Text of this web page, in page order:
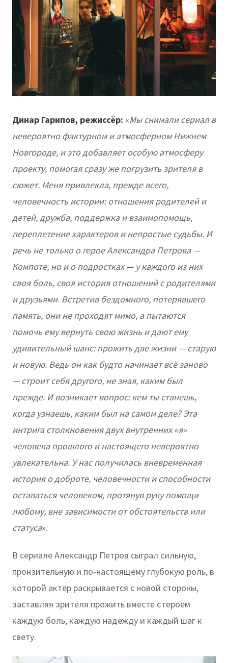
Динар Гарипов, режиссёр: «Мы снимали сериал в
невероятно фактурном и атмосферном Нижнем
Новгороде, и это добавляет особую атмосферу
проекту, помогая сразу же погрузить зрителя в
сюжет. Меня привлекла, прежде всего,
человечность истории: отношения родителей и
детей, дружба, поддержка и взаимопомощь,
переплетение характеров и непростые судьбы. И
речь не только о герое Александра Петрова —
Компоте, но и о подростках — у каждого из них
своя боль, своя история отношений с родителями
и друзьями. Встретив бездомного, потерявшего
память, они не проходят мимо, а пытаются
помочь ему вернуть свою жизнь и дают ему
удивительный шанс: прожить две жизни — старую
и новую. Ведь он как будто начинает всё заново
— строит себя другого, не зная, каким был
прежде. И возникает вопрос: кем ты станешь,
когда узнаешь, каким был на самом деле? Эта
интрига столкновения двух внутренних «я»
человека прошлого и настоящего невероятно
увлекательна. У нас получилась вневременная
история о доброте, человечности и способности
оставаться человеком, протянув руку помощи
любому, вне зависимости от обстоятельств или
статуса».
В сериале Александр Петров сыграл сильную,
пронзительную и по-настоящему глубокую роль, в
которой актёр раскрывается с новой стороны,
заставляя зрителя прожить вместе с героем
каждую боль, каждую надежду и каждый шаг к
свету.